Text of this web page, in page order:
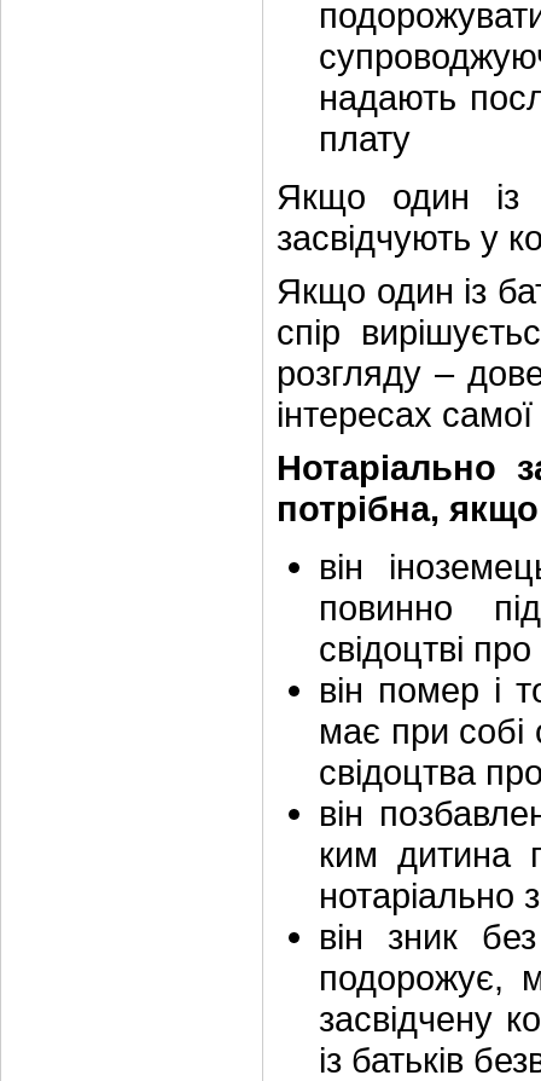
надають
плату
Якщо один із
засвідчують у
Якщо один із
спір
розгляду –
інтересах
Нотаріально
потрібна,
він
повинно
свідоцтві
він помер і
має при собі
свідоцтва
він
ким дитина
нотаріально
він зник
подорожує,
засвідчену
із батьків